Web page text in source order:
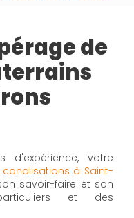
de
votre
à Saint-
savoir-faire et son
et des